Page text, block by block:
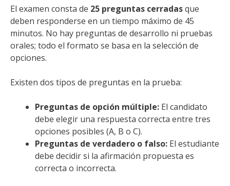
El examen consta de 25 preguntas cerradasque
deben responderse en un tiempo máximo de 45
minutos. No hay preguntas de desarrollo ni pruebas
orales; todo el formato se basa en la selección de
opciones.
Existen dos tipos de preguntas en la prueba:
Preguntas de opción múltiple: El candidato
debe elegir una respuesta correcta entre tres
opciones posibles (A, B o C).
Preguntas de verdadero o falso: El estudiante
debe decidir si la afirmación propuesta es
correcta o incorrecta.